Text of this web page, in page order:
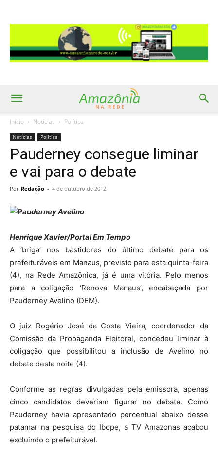
Início Notícias Política
Notícias Política
Pauderney consegue liminar
e vai para o debate
Por Redação - 4 de outubro de 2012
Henrique Xavier/Portal Em Tempo
A ‘briga’ nos bastidores do último debate para os
prefeituráveis em Manaus, previsto para esta quinta-feira
(4), na Rede Amazônica, já é uma vitória. Pelo menos
para a coligação ‘Renova Manaus’, encabeçada por
Pauderney Avelino (DEM).
O juiz Rogério José da Costa Vieira, coordenador da
Comissão da Propaganda Eleitoral, concedeu liminar à
coligação que possibilitou a inclusão de Avelino no
debate desta noite (4).
Conforme as regras divulgadas pela emissora, apenas
cinco candidatos deveriam figurar no debate. Como
Pauderney havia apresentado percentual abaixo desse
patamar na pesquisa do Ibope, a TV Amazonas acabou
excluindo o prefeiturável.